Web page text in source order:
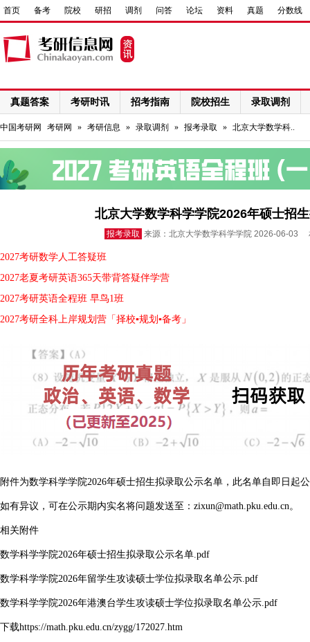
首页 备考 院校 研招 调剂 问答 论坛 资料 真题 分数线
真题答案 考研时讯 招考指南 院校招生 录取调剂
网络课程
中国考研网 考研网 » 考研信息 » 录取调剂 » 报考录取 » 北京大学数学科..
北京大学数学科学学院2026年硕士招
报考录取 来源：北京大学数学科学学院 2026-06-03
2027考研数学人工答疑班
2027老夏考研英语365天带背答疑伴学营
2027考研英语全程班 早鸟1班
2027考研全科上岸规划营「择校▪规划▪备考」
附件为数学科学学院2026年硕士招生拟录取公示名单，此名单自即日起
如有异议，可在公示期内实名将问题发送至：zixun@math.pku.edu.cn。
相关附件
数学科学学院2026年硕士招生拟录取公示名单.pdf
数学科学学院2026年留学生攻读硕士学位拟录取名单公示.pdf
数学科学学院2026年港澳台学生攻读硕士学位拟录取名单公示.pdf
下载https://math.pku.edu.cn/zygg/172027.htm